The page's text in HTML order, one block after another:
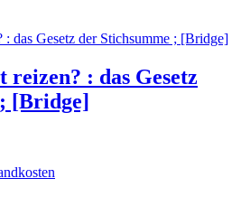
reizen? : das Gesetz
[Bridge]